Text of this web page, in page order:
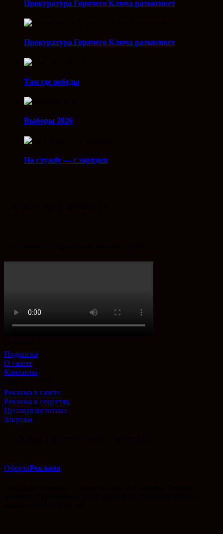
Прокуратура Горячего Ключа разъясняет
Прокуратура Горячего Ключа разъясняет
Там где победы
Выборы 2026
На службу — с зарядки
Подписка
О газете
Контакты
Реклама в газете
Реклама в соцсетях
Ценовая политика
Закупки
ОфертаРеклама